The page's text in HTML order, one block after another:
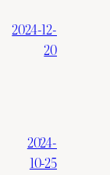
2024-12-
20
2024-
10-25